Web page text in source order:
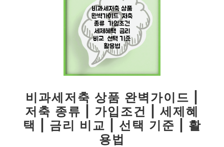
비과세저축 상품 완벽가이드 |
저축 종류 | 가입조건 | 세제혜
택 | 금리 비교 | 선택 기준 | 활
용법